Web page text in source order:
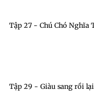
Tập 27 - Chú Chó Nghĩa
Tập 29 - Giàu sang rồi